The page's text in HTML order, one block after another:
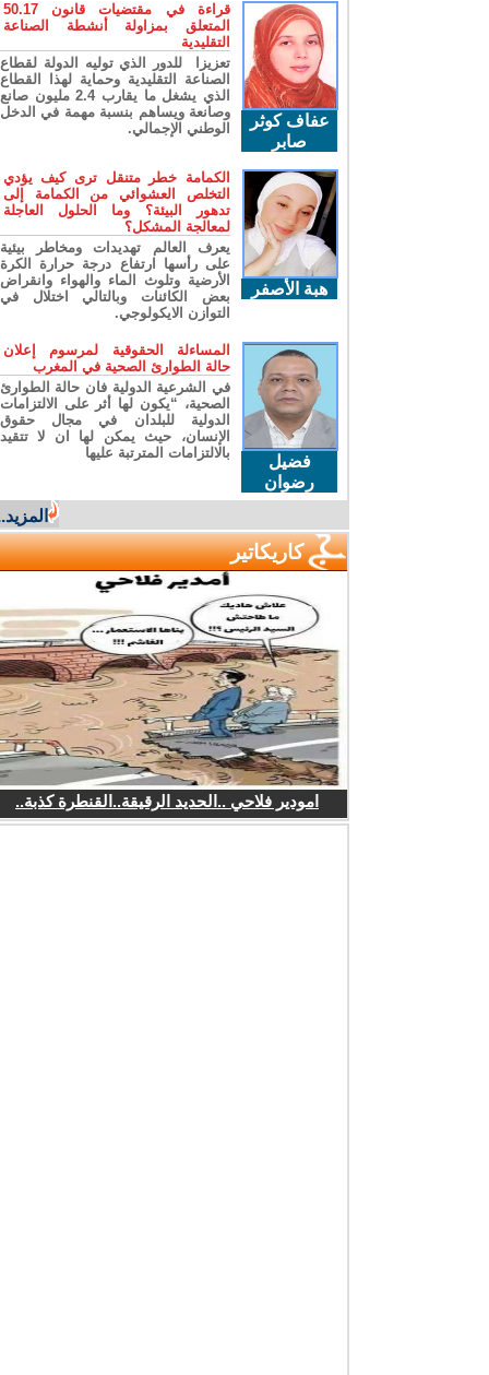
عفاف كوثر
صابر
قراءة في مقتضيات قانون 50.17
المتعلق بمزاولة أنشطة الصناعة
التقليدية
تعزيزا للدور الذي توليه الدولة لقطاع
الصناعة التقليدية وحماية لهذا القطاع
الذي يشغل ما يقارب 2.4 مليون صانع
وصانعة ويساهم بنسبة مهمة في الدخل
الوطني الإجمالي.
هبة الأصفر
الكمامة خطر متنقل ترى كيف يؤدي
التخلص العشوائي من الكمامة إلى
تدهور البيئة؟ وما الحلول العاجلة
لمعالجة المشكل؟
يعرف العالم تهديدات ومخاطر بيئية
على رأسها ارتفاع درجة حرارة الكرة
الأرضية وتلوث الماء والهواء وانقراض
بعض الكائنات وبالتالي اختلال في
التوازن الايكولوجي.
فضيل
رضوان
المساءلة الحقوقية لمرسوم إعلان
حالة الطوارئ الصحية في المغرب
في الشرعية الدولية فان حالة الطوارئ
الصحية، “يكون لها أثر على الالتزامات
الدولية للبلدان في مجال حقوق
الإنسان، حيث يمكن لها ان لا تتقيد
بالالتزامات المترتبة عليها
المزيد...
كاريكاتير
امودير فلاحي ..الحديد الرقيقة..القنطرة كذبة..